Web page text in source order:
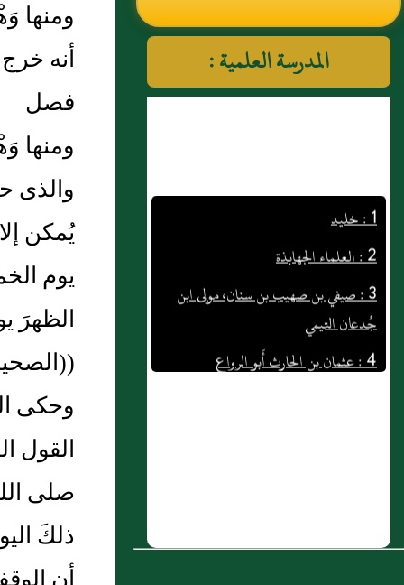
النووي رحمهم الله تعالى
المدرسة العلمية :
2 : العلماء الجهابذة
3 : صيفي بن صهيب بن سنان، مولى ابن
جُدعان التيمي
4 : عثمان بن الحارث أَبو الرواع
5 : باب الغسل : سئل:فيمن دخل الحمام
ومنها
أنه
فصل
ومنها
والذى
يُمكن
يوم
الظهرَ
وحكى
القول
صلى
ذلكَ